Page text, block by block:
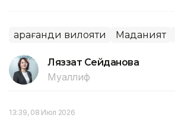
Қарағанди вилояти Маданият
Ляззат Сейданова
Муаллиф
13:39, 08 Июл 2026